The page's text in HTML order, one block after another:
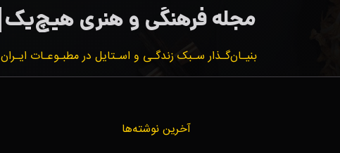
بنیـان‌گـذار سـبک زندگـی و اسـتایل در مطبـوعـات ایـران
آخرین نوشته‌ها